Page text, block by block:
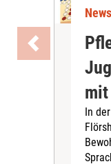
News
mit
In